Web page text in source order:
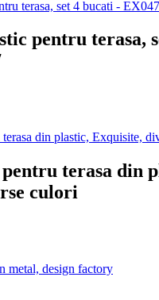
pentru terasa,
terasa din
culori